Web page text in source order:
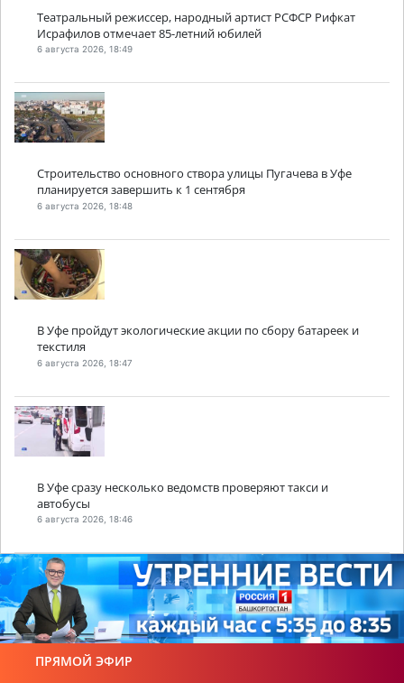
Театральный режиссер, народный артист РСФСР Рифкат
Исрафилов отмечает 85-летний юбилей
6 августа 2026, 18:49
Строительство основного створа улицы Пугачева в Уфе
планируется завершить к 1 сентября
6 августа 2026, 18:48
В Уфе пройдут экологические акции по сбору батареек и
текстиля
6 августа 2026, 18:47
В Уфе сразу несколько ведомств проверяют такси и
автобусы
6 августа 2026, 18:46
ПРЯМОЙ ЭФИР